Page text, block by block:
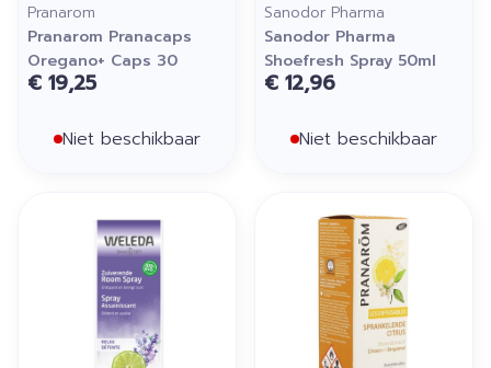
Pranarom
Pranarom Pranacaps
Oregano+ Caps 30
€ 19,25
Niet beschikbaar
Sanodor Pharma
Sanodor Pharma
Shoefresh Spray 50ml
€ 12,96
Niet beschikbaar